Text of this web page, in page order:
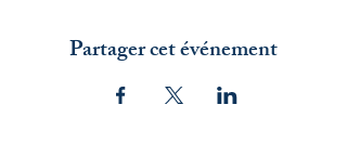
Partager cet événement